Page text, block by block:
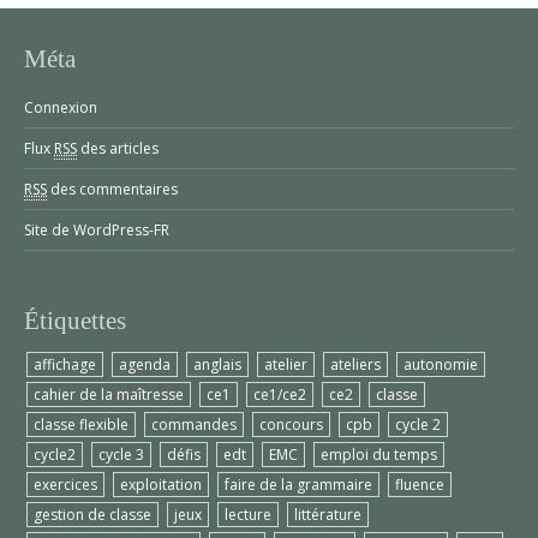
Méta
Connexion
Flux RSS des articles
RSS des commentaires
Site de WordPress-FR
Étiquettes
affichage agenda anglais atelier ateliers
autonomie
cahier de la maîtresse
ce1 ce1/ce2 ce2
classe
classe flexible
commandes concours cpb
cycle 2
cycle2
cycle 3 défis edt EMC
emploi du temps
exercices
exploitation faire de la grammaire
fluence
gestion de classe
jeux lecture
littérature